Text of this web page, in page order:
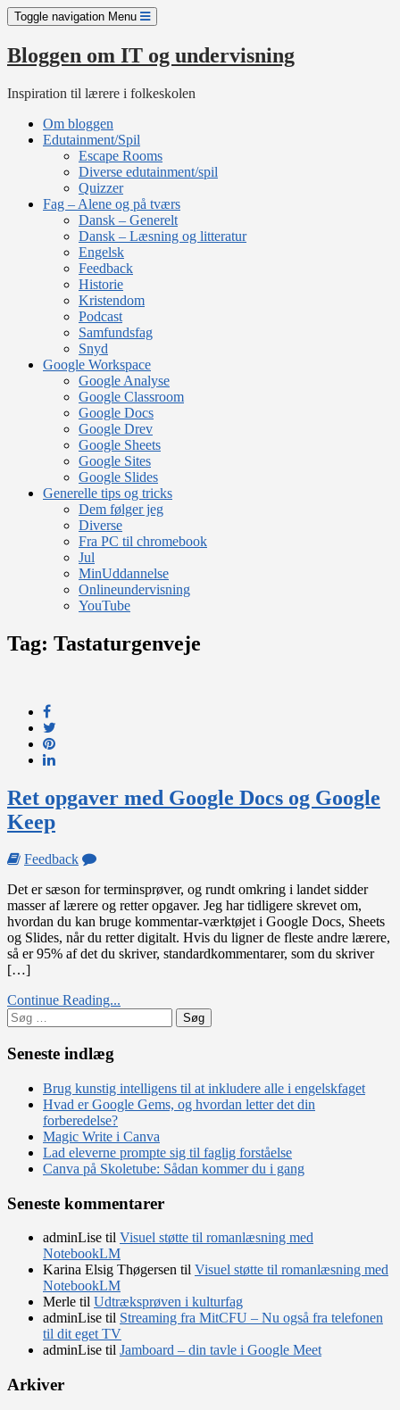
Skip
to
content
Toggle navigation Menu
Bloggen om IT og undervisning
Inspiration til lærere i folkeskolen
Om bloggen
Edutainment/Spil
Escape Rooms
Diverse edutainment/spil
Quizzer
Fag – Alene og på tværs
Dansk – Generelt
Dansk – Læsning og litteratur
Engelsk
Feedback
Historie
Kristendom
Podcast
Samfundsfag
Snyd
Google Workspace
Google Analyse
Google Classroom
Google Docs
Google Drev
Google Sheets
Google Sites
Google Slides
Generelle tips og tricks
Dem følger jeg
Diverse
Fra PC til chromebook
Jul
MinUddannelse
Onlineundervisning
YouTube
Tag: Tastaturgenveje
Ret opgaver med Google Docs og Google
Keep
Feedback
on
opgaver
med
Google
Docs
og
Det er sæson for terminsprøver, og rundt omkring i landet sidder
masser af lærere og retter opgaver. Jeg har tidligere skrevet om,
hvordan du kan bruge kommentar-værktøjet i Google Docs, Sheets
og Slides, når du retter digitalt. Hvis du ligner de fleste andre lærere,
så er 95% af det du skriver, standardkommentarer, som du skriver
[…]
Continue Reading...
Søg
efter:
Seneste indlæg
Brug kunstig intelligens til at inkludere alle i engelskfaget
Hvad er Google Gems, og hvordan letter det din
forberedelse?
Magic Write i Canva
Lad eleverne prompte sig til faglig forståelse
Canva på Skoletube: Sådan kommer du i gang
Seneste kommentarer
adminLise til Visuel støtte til romanlæsning med
NotebookLM
Karina Elsig Thøgersen til Visuel støtte til romanlæsning med
NotebookLM
Merle til Udtræksprøven i kulturfag
adminLise til Streaming fra MitCFU – Nu også fra telefonen
til dit eget TV
adminLise til Jamboard – din tavle i Google Meet
Arkiver